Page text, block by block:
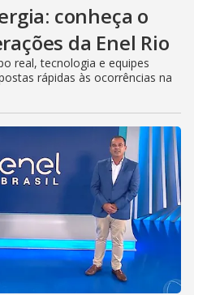
conheça o
da Enel Rio
real, tecnologia e equipes
rápidas às ocorrências na